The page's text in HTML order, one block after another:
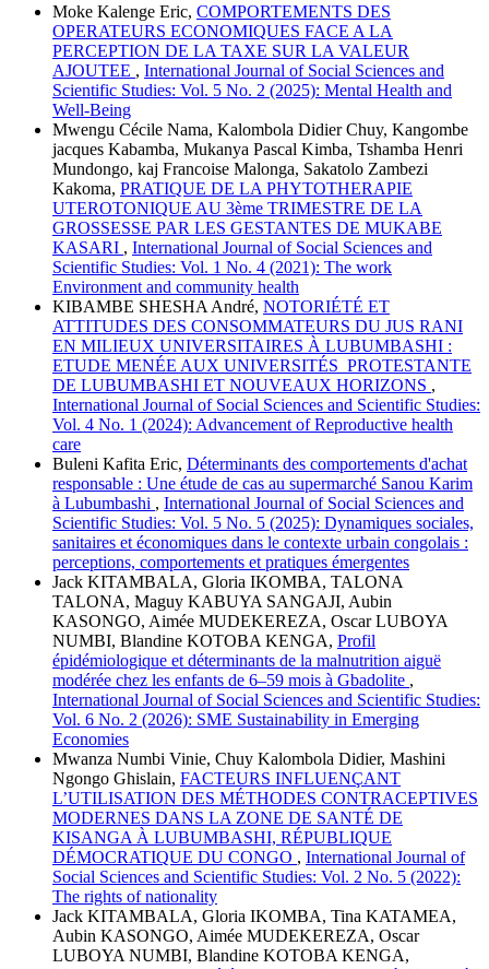
Moke Kalenge Eric, COMPORTEMENTS DES
OPERATEURS ECONOMIQUES FACE A LA
PERCEPTION DE LA TAXE SUR LA VALEUR
AJOUTEE , International Journal of Social Sciences and
Scientific Studies: Vol. 5 No. 2 (2025): Mental Health and
Well-Being
Mwengu Cécile Nama, Kalombola Didier Chuy, Kangombe
jacques Kabamba, Mukanya Pascal Kimba, Tshamba Henri
Mundongo, kaj Francoise Malonga, Sakatolo Zambezi
Kakoma, PRATIQUE DE LA PHYTOTHERAPIE
UTEROTONIQUE AU 3ème TRIMESTRE DE LA
GROSSESSE PAR LES GESTANTES DE MUKABE
KASARI , International Journal of Social Sciences and
Scientific Studies: Vol. 1 No. 4 (2021): The work
Environment and community health
KIBAMBE SHESHA André, NOTORIÉTÉ ET
ATTITUDES DES CONSOMMATEURS DU JUS RANI
EN MILIEUX UNIVERSITAIRES À LUBUMBASHI :
ETUDE MENÉE AUX UNIVERSITÉS PROTESTANTE
DE LUBUMBASHI ET NOUVEAUX HORIZONS ,
International Journal of Social Sciences and Scientific Studies:
Vol. 4 No. 1 (2024): Advancement of Reproductive health
care
Buleni Kafita Eric, Déterminants des comportements d'achat
responsable : Une étude de cas au supermarché Sanou Karim
à Lubumbashi , International Journal of Social Sciences and
Scientific Studies: Vol. 5 No. 5 (2025): Dynamiques sociales,
sanitaires et économiques dans le contexte urbain congolais :
perceptions, comportements et pratiques émergentes
Jack KITAMBALA, Gloria IKOMBA, TALONA
TALONA, Maguy KABUYA SANGAJI, Aubin
KASONGO, Aimée MUDEKEREZA, Oscar LUBOYA
NUMBI, Blandine KOTOBA KENGA, Profil
épidémiologique et déterminants de la malnutrition aiguë
modérée chez les enfants de 6–59 mois à Gbadolite ,
International Journal of Social Sciences and Scientific Studies:
Vol. 6 No. 2 (2026): SME Sustainability in Emerging
Economies
Mwanza Numbi Vinie, Chuy Kalombola Didier, Mashini
Ngongo Ghislain, FACTEURS INFLUENÇANT
L’UTILISATION DES MÉTHODES CONTRACEPTIVES
MODERNES DANS LA ZONE DE SANTÉ DE
KISANGA À LUBUMBASHI, RÉPUBLIQUE
DÉMOCRATIQUE DU CONGO , International Journal of
Social Sciences and Scientific Studies: Vol. 2 No. 5 (2022):
The rights of nationality
Jack KITAMBALA, Gloria IKOMBA, Tina KATAMEA,
Aubin KASONGO, Aimée MUDEKEREZA, Oscar
LUBOYA NUMBI, Blandine KOTOBA KENGA,